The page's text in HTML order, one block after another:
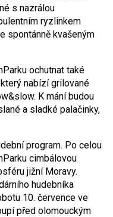
s nazrálou
ryzlinkem
spontánně kvašeným
ochutnat také
nabízí grilované
K mání budou
a sladké palačinky,
program. Po celou
cimbálovou
jižní Moravy.
hudebníka
10. července ve
před olomouckým